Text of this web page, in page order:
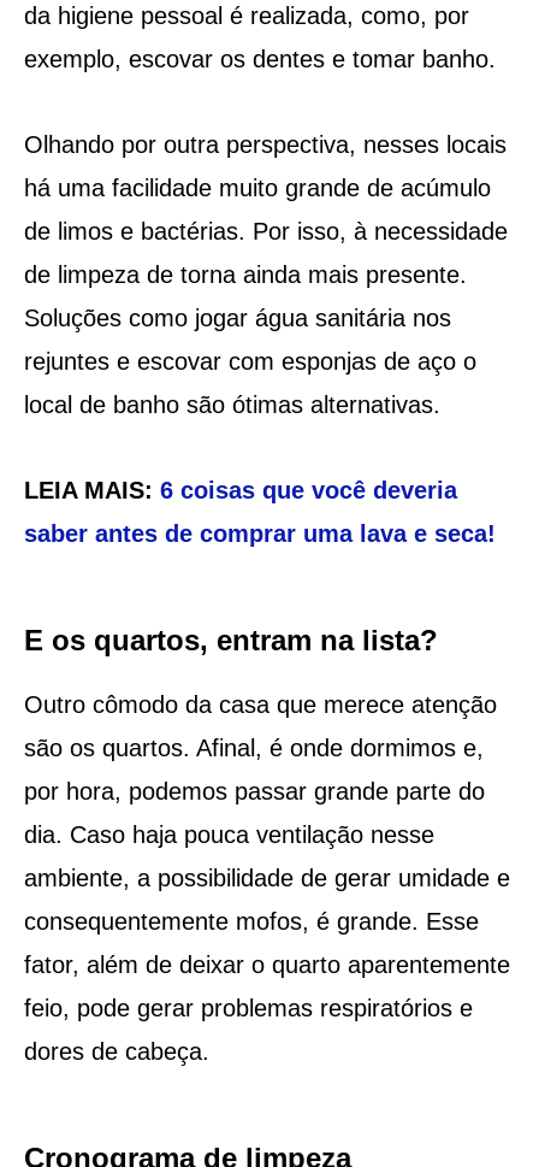
da higiene pessoal é realizada, como, por
exemplo, escovar os dentes e tomar banho.
Olhando por outra perspectiva, nesses locais
há uma facilidade muito grande de acúmulo
de limos e bactérias. Por isso, à necessidade
de limpeza de torna ainda mais presente.
Soluções como jogar água sanitária nos
rejuntes e escovar com esponjas de aço o
local de banho são ótimas alternativas.
LEIA MAIS: 6 coisas que você deveria
saber antes de comprar uma lava e seca!
E os quartos, entram na lista?
Outro cômodo da casa que merece atenção
são os quartos. Afinal, é onde dormimos e,
por hora, podemos passar grande parte do
dia. Caso haja pouca ventilação nesse
ambiente, a possibilidade de gerar umidade e
consequentemente mofos, é grande. Esse
fator, além de deixar o quarto aparentemente
feio, pode gerar problemas respiratórios e
dores de cabeça.
Cronograma de limpeza